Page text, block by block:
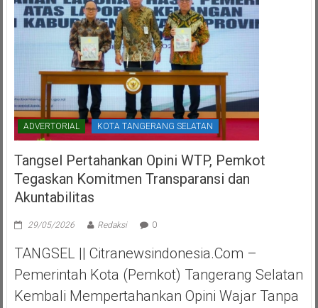
ADVERTORIAL KOTA TANGERANG SELATAN
Tangsel Pertahankan Opini WTP, Pemkot
Tegaskan Komitmen Transparansi dan
Akuntabilitas
29/05/2026 Redaksi 0
TANGSEL || Citranewsindonesia.com –
Pemerintah Kota (Pemkot) Tangerang Selatan
Kembali Mempertahankan Opini Wajar Tanpa